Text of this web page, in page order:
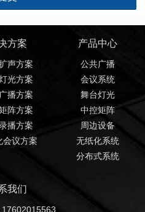
方案
声方案
光方案
播方案
阵方案
播方案
会议方案
产品中心
公共广播
会议系统
舞台灯光
中控矩阵
周边设备
无纸化系统
分布式系统
我们
17602015563